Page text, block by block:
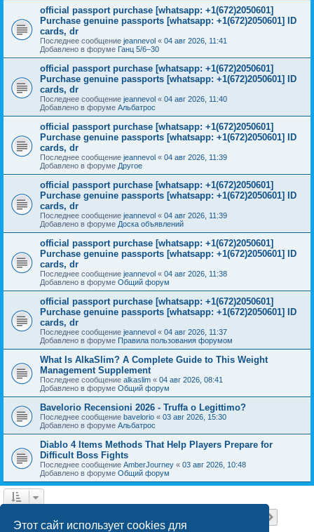
Этот сайт использует cookies для
official passport purchase [whatsapp: +1(672)2050601]
Purchase genuine passports [whatsapp: +1(672)2050601] ID
cards, dr
Последнее сообщение jeannevol « 04 авг 2026, 11:41
Добавлено в форуме Ганц 5/6–30
official passport purchase [whatsapp: +1(672)2050601]
Purchase genuine passports [whatsapp: +1(672)2050601] ID
cards, dr
Последнее сообщение jeannevol « 04 авг 2026, 11:40
Добавлено в форуме Альбатрос
official passport purchase [whatsapp: +1(672)2050601]
Purchase genuine passports [whatsapp: +1(672)2050601] ID
cards, dr
Последнее сообщение jeannevol « 04 авг 2026, 11:39
Добавлено в форуме Другое
official passport purchase [whatsapp: +1(672)2050601]
Purchase genuine passports [whatsapp: +1(672)2050601] ID
cards, dr
Последнее сообщение jeannevol « 04 авг 2026, 11:39
Добавлено в форуме Доска объявлений
official passport purchase [whatsapp: +1(672)2050601]
Purchase genuine passports [whatsapp: +1(672)2050601] ID
cards, dr
Последнее сообщение jeannevol « 04 авг 2026, 11:38
Добавлено в форуме Общий форум
official passport purchase [whatsapp: +1(672)2050601]
Purchase genuine passports [whatsapp: +1(672)2050601] ID
cards, dr
Последнее сообщение jeannevol « 04 авг 2026, 11:37
Добавлено в форуме Правила пользования форумом
What Is AlkaSlim? A Complete Guide to This Weight
Management Supplement
Последнее сообщение alkaslim « 04 авг 2026, 08:41
Добавлено в форуме Общий форум
Bavelorio Recensioni 2026 - Truffa o Legittimo?
Последнее сообщение bavelorio « 03 авг 2026, 15:30
Добавлено в форуме Альбатрос
Diablo 4 Items Methods That Help Players Prepare for
Difficult Boss Fights
Последнее сообщение AmberJourney « 03 авг 2026, 10:48
Добавлено в форуме Общий форум